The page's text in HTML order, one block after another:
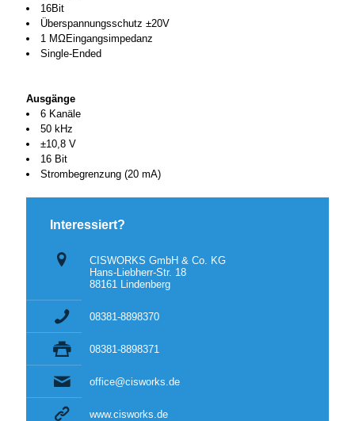
16Bit
Überspannungsschutz ±20V
1 MΩEingangsimpedanz
Single-Ended
Ausgänge
6 Kanäle
50 kHz
±10,8 V
16 Bit
Strombegrenzung (20 mA)
Interessiert?
CISWORKS GmbH & Co. KG
Hans-Liebherr-Str. 18
88161 Lindenberg
08381-8898370
08381-8898371
office@cisworks.de
www.cisworks.de